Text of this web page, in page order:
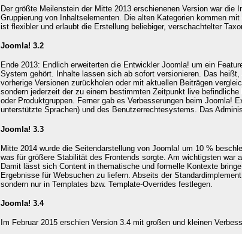
Der größte Meilenstein der Mitte 2013 erschienenen Version war die
Gruppierung von Inhaltselementen. Die alten Kategorien kommen
ist flexibler und erlaubt die Erstellung beliebiger, verschachtelter
Joomla! 3.2
Ende 2013: Endlich erweiterten die Entwickler Joomla! um ein
System gehört. Inhalte lassen sich ab sofort versionieren. Das heißt,
vorherige Versionen zurückholen oder mit aktuellen Beiträgen
sondern jederzeit der zu einem bestimmten Zeitpunkt live
oder Produktgruppen. Ferner gab es Verbesserungen beim Joomla!
unterstützte Sprachen) und des Benutzerrechtesystems. Das
Joomla! 3.3
Mitte 2014 wurde die Seitendarstellung von Joomla! um 10 %
was für größere Stabilität des Frontends sorgte. Am wichtigsten war
Damit lässt sich Content in thematische und formelle Kontexte
Ergebnisse für Websuchen zu liefern. Abseits der
sondern nur in Templates bzw. Template-Overrides festlegen.
Joomla! 3.4
Im Februar 2015 erschien Version 3.4 mit großen und kleinen